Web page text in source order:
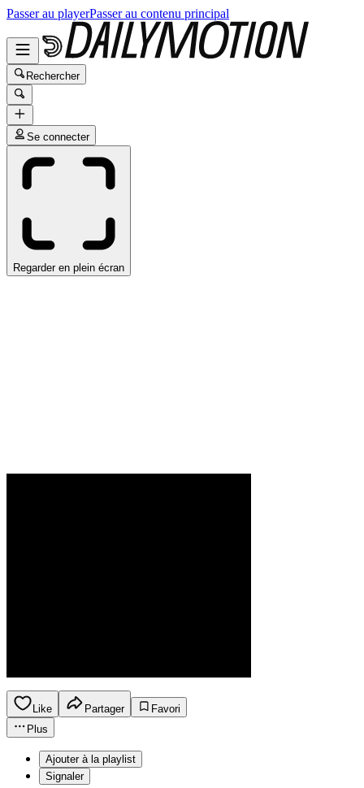
Passer au playerPasser au contenu principal
Rechercher
Se connecter
Regarder en plein écran
Like Partager
Favori
Plus
Ajouter à la playlist
Signaler